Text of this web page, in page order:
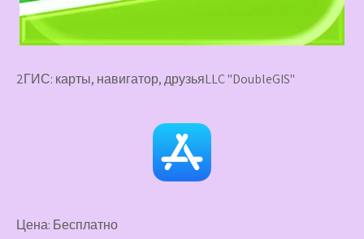
2ГИС: карты, навигатор, друзьяLLC "DoubleGIS"
Цена: Бесплатно